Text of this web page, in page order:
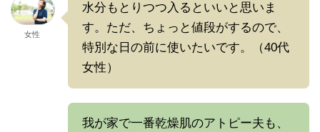
女性
水分もとりつつ入るといいと思いま
す。ただ、ちょっと値段がするので、
特別な日の前に使いたいです。（40代
女性）
我が家で一番乾燥肌のアトピー夫も、